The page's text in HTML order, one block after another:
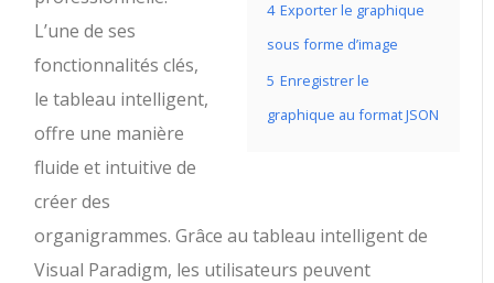
4 Exporter le graphique
sous forme d’image
5 Enregistrer le
graphique au format JSON
L’une de ses
fonctionnalités clés,
le tableau intelligent,
offre une manière
fluide et intuitive de
créer des
organigrammes. Grâce au tableau intelligent de
Visual Paradigm, les utilisateurs peuvent